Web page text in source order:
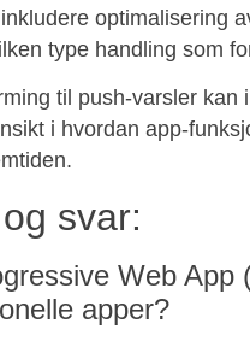
optimalisering
type handling som
til push-varsler kan
i hvordan app-
svar:
Web App
apper?